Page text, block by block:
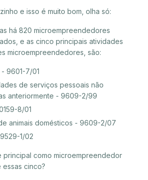
e isso é muito bom, olha só:
há 820 microempreendedores
e as cinco principais atividades
microempreendedores, são:
9601-7/01
de serviços pessoais não
anteriormente - 9609-2/99
8/01
animais domésticos - 9609-2/07
1/02
principal como microempreendedor
cinco?